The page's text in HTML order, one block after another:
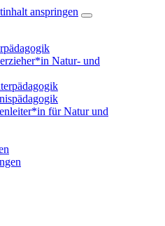
anspringen
Natur- und
für Natur und